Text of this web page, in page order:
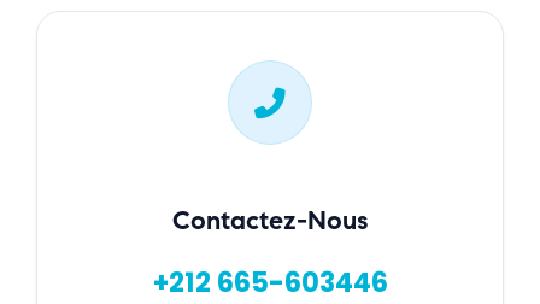
Contactez-Nous
+212 665-603446